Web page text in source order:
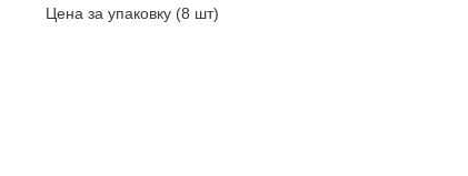
Цена за упаковку (8 шт)